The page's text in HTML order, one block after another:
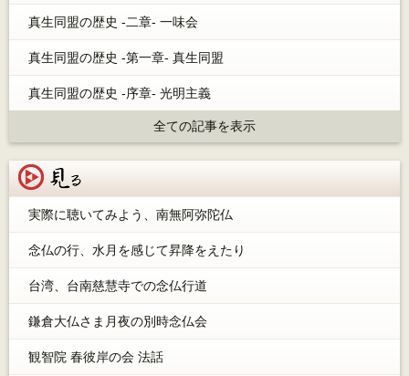
真生同盟の歴史 -二章- 一味会
真生同盟の歴史 -第一章- 真生同盟
真生同盟の歴史 -序章- 光明主義
全ての記事を表示
実際に聴いてみよう、南無阿弥陀仏
念仏の行、水月を感じて昇降をえたり
台湾、台南慈慧寺での念仏行道
鎌倉大仏さま月夜の別時念仏会
観智院 春彼岸の会 法話